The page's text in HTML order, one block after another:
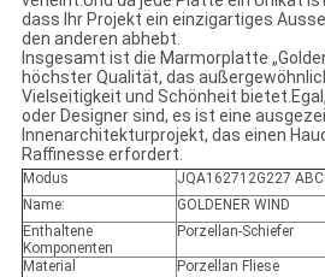
dass Ihr Projekt ein einzigartiges
den anderen abhebt.
Insgesamt ist die Marmorplatte
höchster Qualität, das
Vielseitigkeit und Schönheit
oder Designer sind, es ist eine
Innenarchitekturprojekt, das einen
Raffinesse erfordert.
Modus
JQA162712G227 ABC
Name:
GOLDENER WIND
Enthaltene
Komponenten
Porzellan-Schiefer
Material
Porzellan Fliese